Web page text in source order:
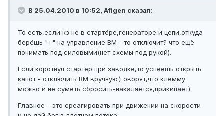
В 25.04.2010 в 10:52, Afigen сказал:
То есть,если кз не в стартёре,генераторе и цепи,откуда
берёшь "+" на управление ВМ - то отключит? что ещё
понимать под силовыми(нет схемы под рукой).
Если коротнул стартёр при заводке,то успеешь открыть
капот - отключить ВМ вручную(говорят,что клемму
можно и не суметь сбросить-накаляется,прикипает).
Главное - это среагировать при движении на скорости